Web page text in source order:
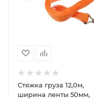
Стяжка груза 12,0м,
ширина ленты 50мм,